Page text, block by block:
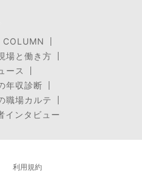
COLUMN
場と働き方
ース
年収診断
職場カルテ
インタビュー
利用規約